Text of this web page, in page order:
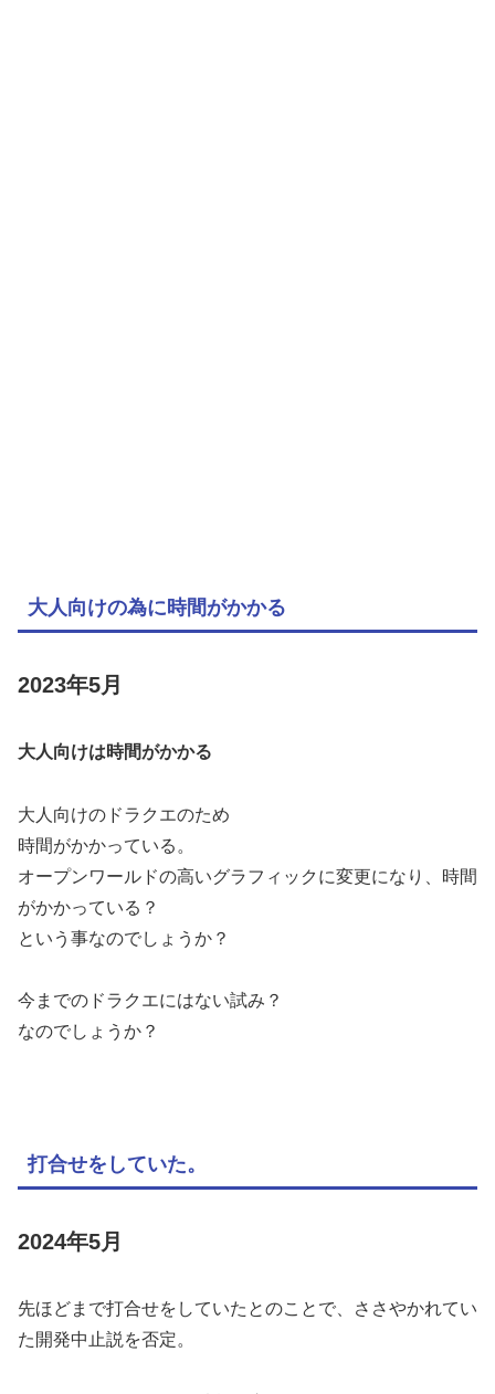
大人向けの為に時間がかかる
2023年5月
大人向けは時間がかかる
大人向けのドラクエのため
時間がかかっている。
オープンワールドの高いグラフィックに変更になり、時間
がかかっている？
という事なのでしょうか？
今までのドラクエにはない試み？
なのでしょうか？
打合せをしていた。
2024年5月
先ほどまで打合せをしていたとのことで、ささやかれてい
た開発中止説を否定。